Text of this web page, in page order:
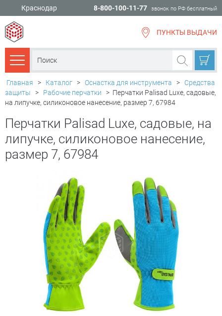
Краснодар 8-800-100-11-77 звонок по РФ бесплатный
ПУНКТЫ ВЫДАЧИ
Каталог товаров
Главная > Каталог > Оснастка для инструмента >
Средства
защиты
> Рабочие перчатки > Перчатки Palisad Luxe, садовые,
на липучке, силиконовое нанесение, размер 7, 67984
Перчатки Palisad Luxe, садовые, на
липучке, силиконовое нанесение,
размер 7, 67984